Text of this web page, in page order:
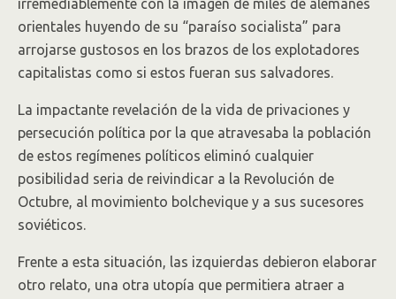
irremediablemente con la imagen de miles de alemanes
orientales huyendo de su “paraíso socialista” para
arrojarse gustosos en los brazos de los explotadores
capitalistas como si estos fueran sus salvadores.
La impactante revelación de la vida de privaciones y
persecución política por la que atravesaba la población
de estos regímenes políticos eliminó cualquier
posibilidad seria de reivindicar a la Revolución de
Octubre, al movimiento bolchevique y a sus sucesores
soviéticos.
Frente a esta situación, las izquierdas debieron elaborar
otro relato, una otra utopía que permitiera atraer a